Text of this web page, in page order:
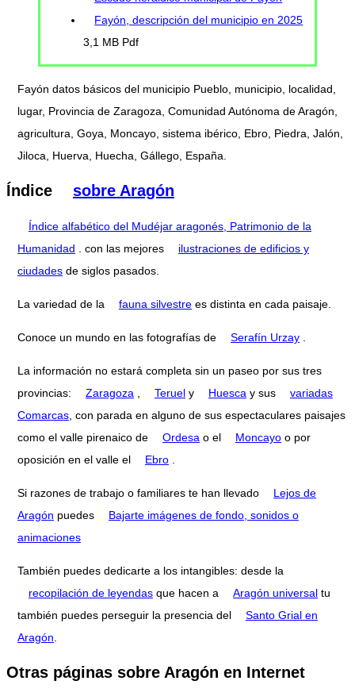
Fayón, descripción del municipio en 2025
3,1 MB Pdf
Fayón datos básicos del municipio Pueblo, municipio, localidad,
lugar, Provincia de Zaragoza, Comunidad Autónoma de Aragón,
agricultura, Goya, Moncayo, sistema ibérico, Ebro, Piedra, Jalón,
Jiloca, Huerva, Huecha, Gállego, España.
Índice sobre Aragón
Índice alfabético del Mudéjar aragonés, Patrimonio de la
Humanidad . con las mejores
ilustraciones de edificios y
ciudades de siglos pasados.
La variedad de la fauna silvestre es distinta en cada paisaje.
Conoce un mundo en las fotografías de Serafín Urzay
La información no estará completa sin un paseo por sus tres
provincias:
Zaragoza Teruel y Huesca y sus
variadas
Comarcas , con parada en alguno de sus espectaculares paisajes
como el valle pirenaico de
Ordesa o el Moncayo o por
oposición en el valle el
Ebro
Si razones de trabajo o familiares te han llevado
Lejos de
Aragón puedes
Bajarte imágenes de fondo, sonidos o
animaciones
También puedes dedicarte a los intangibles: desde la
recopilación de leyendas que hacen a Aragón universal tu
también puedes perseguir la presencia del
Santo Grial en
Aragón
Otras páginas sobre Aragón en Internet